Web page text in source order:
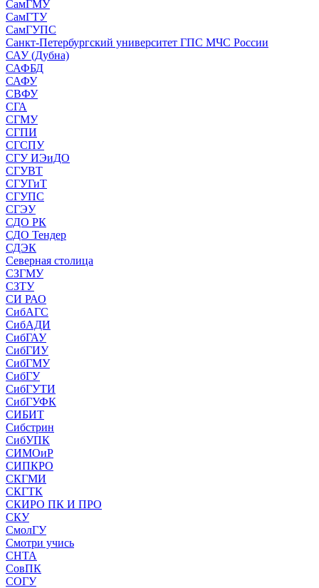
СамГМУ
СамГТУ
СамГУПС
Санкт-Петербургский университет ГПС МЧС России
САУ (Дубна)
САФБД
САФУ
СВФУ
СГА
СГМУ
СГПИ
СГСПУ
СГУ ИЭиДО
СГУВТ
СГУГиТ
СГУПС
СГЭУ
СДО РК
СДО Тендер
СДЭК
Северная столица
СЗГМУ
СЗТУ
СИ РАО
СибАГС
СибАДИ
СибГАУ
СибГИУ
СибГМУ
СибГУ
СибГУТИ
СибГУФК
СИБИТ
Сибстрин
СибУПК
СИМОиР
СИПКРО
СКГМИ
СКГТК
СКИРО ПК И ПРО
СКУ
СмолГУ
Смотри учись
СНТА
СовПК
СОГУ